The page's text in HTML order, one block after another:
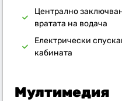
Централно
вратата на водача
Електрически
кабината
Мултимедия